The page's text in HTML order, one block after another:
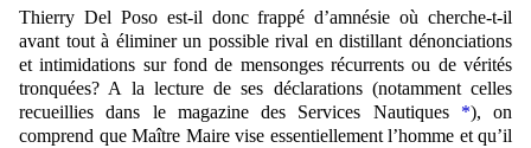
Thierry Del Poso est-il donc frappé d’amnésie où cherche-t-il
avant tout à éliminer un possible rival en distillant dénonciations
et intimidations sur fond de mensonges récurrents ou de vérités
tronquées? A la lecture de ses déclarations (notamment celles
recueillies dans le magazine des Services Nautiques *), on
comprend que Maître Maire vise essentiellement l’homme et qu’il